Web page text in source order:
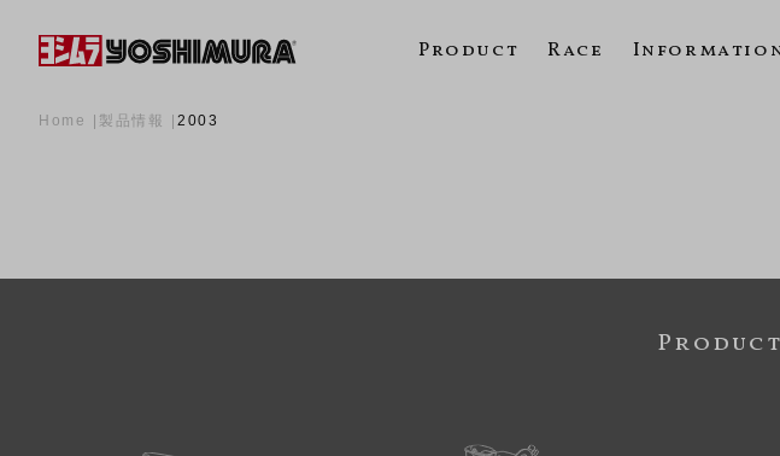
Product Race
Home 製品情報 2003